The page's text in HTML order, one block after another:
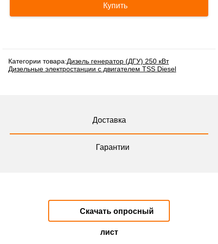
Купить
Категории товара:Дизель генератор (ДГУ) 250 кВт
Дизельные электростанции с двигателем TSS Diesel
Доставка
Гарантии
Скачать опросный
лист